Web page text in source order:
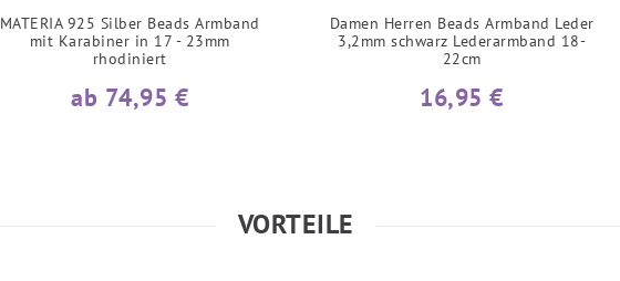
MATERIA 925 Silber Beads Armband
mit Karabiner in 17 - 23mm
rhodiniert
ab 74,95 €
Damen Herren Beads Armband Leder
3,2mm schwarz Lederarmband 18-
22cm
16,95 €
VORTEILE